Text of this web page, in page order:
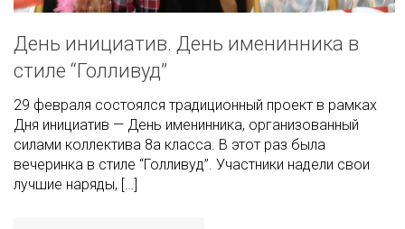
День инициатив. День именинника в
стиле “Голливуд”
29 февраля состоялся традиционный проект в рамках
Дня инициатив — День именинника, организованный
силами коллектива 8а класса. В этот раз была
вечеринка в стиле “Голливуд”. Участники надели свои
лучшие наряды, […]